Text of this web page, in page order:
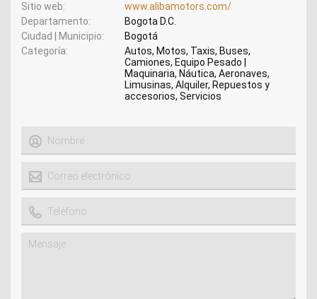
Sitio web
www.alibamotors.com/
Departamento
Bogota D.C.
Ciudad | Municipio
Bogotá
Categoría
Autos, Motos, Taxis, Buses,
Camiones, Equipo Pesado |
Maquinaria, Náutica, Aeronaves,
Limusinas, Alquiler, Repuestos y
accesorios, Servicios